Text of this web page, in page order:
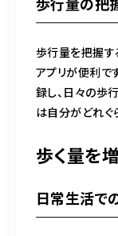
歩行量を把握す
アプリが便利で
録し、日々の歩
は自分がどれぐ
歩く量を
日常生活で